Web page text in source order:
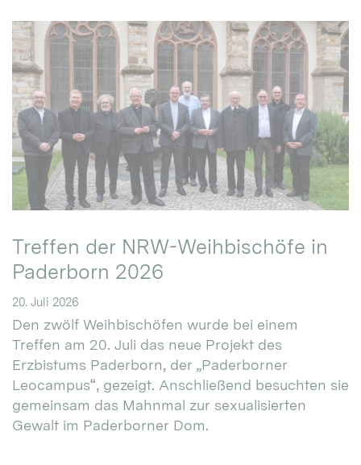
Treffen der NRW-Weihbischöfe in
Paderborn 2026
20. Juli 2026
Den zwölf Weihbischöfen wurde bei einem
Treffen am 20. Juli das neue Projekt des
Erzbistums Paderborn, der „Paderborner
Leocampus“, gezeigt. Anschließend besuchten sie
gemeinsam das Mahnmal zur sexualisierten
Gewalt im Paderborner Dom.